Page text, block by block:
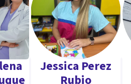
intervención social y la psicoterapia.
en el bienestar del cliente, y se
la terapia.Jessica Perez
Rubio